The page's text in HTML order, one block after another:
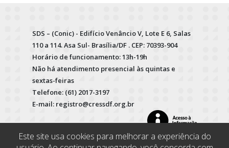
SDS – (Conic) - Edifício Venâncio V, Lote E 6, Salas
110 a 114. Asa Sul- Brasília/DF . CEP: 70393-904
Horário de funcionamento: 13h-19h
Não há atendimento presencial às quintas e
sextas-feiras
Telefone: (61) 2017-3197
E-mail: registro@cressdf.org.br
Este site usa cookies para melhorar a experiência do